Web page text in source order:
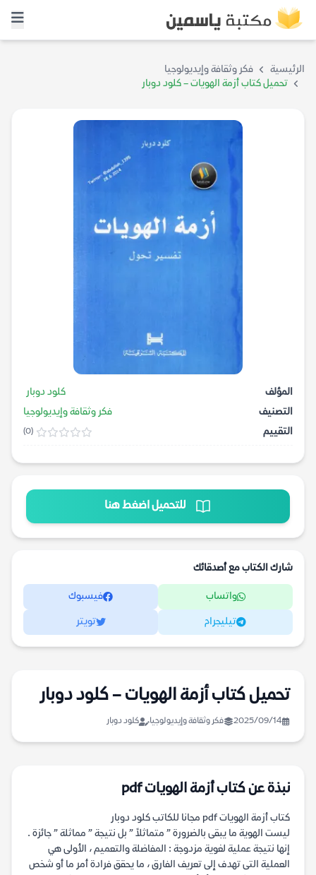
الرئيسية
فكر وثقافة وإيديولوجيا
تحميل كتاب أزمة الهويات – كلود دوبار
المؤلف
كلود دوبار
التصنيف
فكر وثقافة وإيديولوجيا
التقييم
(0)
للتحميل اضغط هنا
شارك الكتاب مع أصدقائك
واتساب فيسبوك
تيليجرام تويتر
تحميل كتاب أزمة الهويات – كلود دوبار
2025/09/14 فكر وثقافة وإيديولوجيا كلود دوبار
نبذة عن كتاب أزمة الهويات pdf
كتاب أزمة الهويات pdf مجانا للكاتب كلود دوبار
ليست الهوية ما يبقى بالضرورة ” متماثلاً ” بل نتيجة ” مماثلة ” جائزة .
إنها نتيجة عملية لغوية مزدوجة : المفاضلة والتعميم ، الأولى هي
العملية التى تهدف إلى تعريف الفارق ، ما يحقق فرادة أمر ما أو شخص